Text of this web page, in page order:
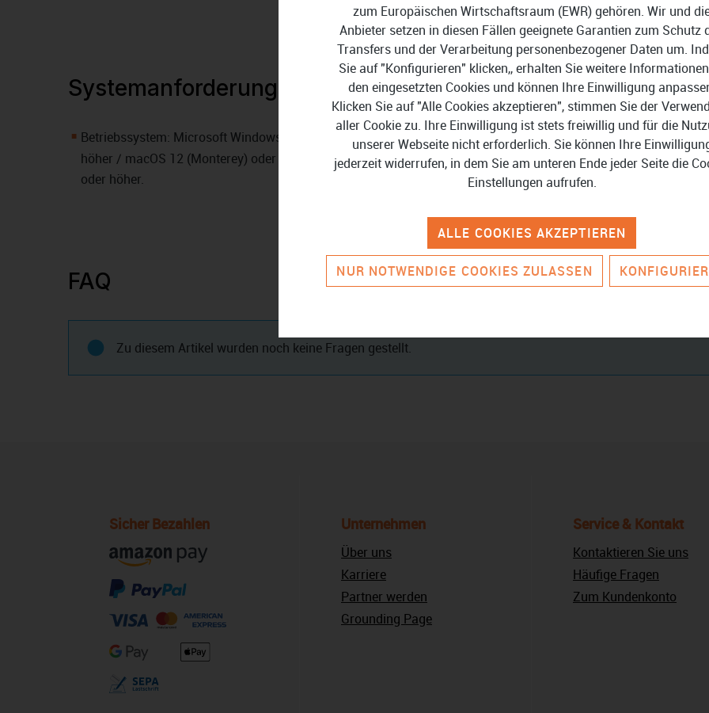
Systemanforderungen
Betriebssystem: Microsoft Windows 11 und Windows 10 Version 21H2 oder
höher / macOS 12 (Monterey) oder höher / iOS 16.6 oder höher / Android 10
oder höher.
Prozessor: x86, intel-
ARM-basierte Windows-
FAQ
Zu diesem Artikel wurden noch keine Fragen gestellt.
Sicher Bezahlen Unternehmen
Über uns
Karriere
Partner werden
Grounding Page
Service & Kontakt
Kontaktieren Sie uns
Häufige Fragen
Zum Kundenkonto
zum Europäischen Wirtschaftsraum (EWR) gehören. Wir und
Anbieter setzen in diesen Fällen geeignete Garantien zum Schutz
Transfers und der Verarbeitung personenbezogener Daten um.
Sie auf "Konfigurieren" klicken,, erhalten Sie weitere
den eingesetzten Cookies und können Ihre Einwilligung
Klicken Sie auf "Alle Cookies akzeptieren", stimmen Sie der
aller Cookie zu. Ihre Einwilligung ist stets freiwillig und für die
unserer Webseite nicht erforderlich. Sie können Ihre
jederzeit widerrufen, in dem Sie am unteren Ende jeder Seite die
Einstellungen aufrufen.
NUR NOTWENDIGE COOKIES ZULASSEN
ALLE COOKIES AKZEPTIEREN